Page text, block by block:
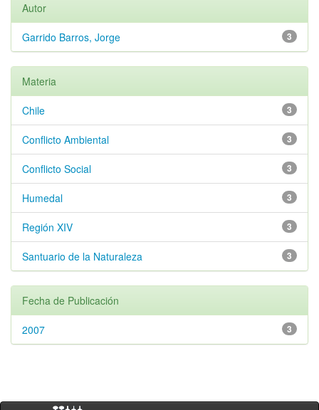
Autor
3
Garrido Barros, Jorge
Materia
3
Chile
3
Conflicto Ambiental
3
Conflicto Social
3
Humedal
3
Región XIV
3
Santuario de la Naturaleza
Fecha de Publicación
3
2007